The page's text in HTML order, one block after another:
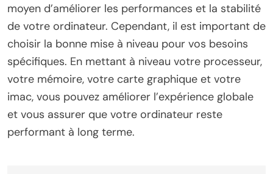
moyen d’améliorer les performances et la stabilité
de votre ordinateur. Cependant, il est important de
choisir la bonne mise à niveau pour vos besoins
spécifiques. En mettant à niveau votre processeur,
votre mémoire, votre carte graphique et votre
imac, vous pouvez améliorer l’expérience globale
et vous assurer que votre ordinateur reste
performant à long terme.